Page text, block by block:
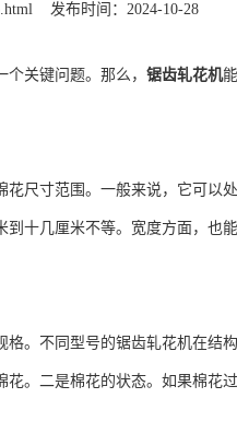
发布时间：2024-10-28
关键问题。那么， 锯齿轧花机
尺寸范围。一般来说，它可以
十几厘米不等。宽度方面，也
。不同型号的锯齿轧花机在结
。二是棉花的状态。如果棉花